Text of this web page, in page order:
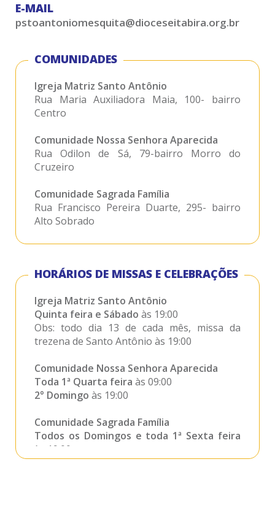
E-MAIL
pstoantoniomesquita@dioceseitabira.org.br
COMUNIDADES
Igreja Matriz Santo Antônio
Rua Maria Auxiliadora Maia, 100- bairro
Centro
Comunidade Nossa Senhora Aparecida
Rua Odilon de Sá, 79-bairro Morro do
Cruzeiro
Comunidade Sagrada Família
Rua Francisco Pereira Duarte, 295- bairro
Alto Sobrado
Comunidade São Judas Tadeu
Córrego dos Macacos -Zona Rural
Comunidade São Sebastião
Caratinguinha -Zona Rural
Comunidade São Geraldo Magela
Santiago Iluminar -Zona Rural
Barra Grande -Zona Rural
Comunidade Santa Rita de Cássia
HORÁRIOS DE MISSAS E CELEBRAÇÕES
Igreja Matriz Santo Antônio
Quinta feira e Sábado às 19:00
Obs: todo dia 13 de cada mês, missa da
trezena de Santo Antônio às 19:00
Comunidade Nossa Senhora Aparecida
Toda 1ª Quarta feira às 09:00
2° Domingo às 19:00
Comunidade Sagrada Família
Todos os Domingos e toda 1ª Sexta feira
às 19:00